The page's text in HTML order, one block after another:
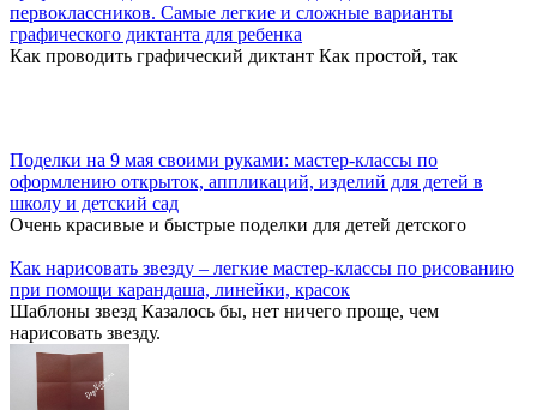
первоклассников. Самые легкие и сложные варианты
графического диктанта для ребенка
Как проводить графический диктант Как простой, так
Поделки на 9 мая своими руками: мастер-классы по
оформлению открыток, аппликаций, изделий для детей в
школу и детский сад
Очень красивые и быстрые поделки для детей детского
Как нарисовать звезду – легкие мастер-классы по рисованию
при помощи карандаша, линейки, красок
Шаблоны звезд Казалось бы, нет ничего проще, чем
нарисовать звезду.